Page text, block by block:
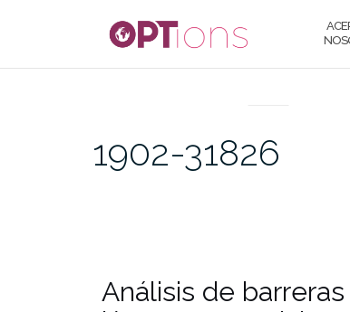
1902-31826
Análisis de